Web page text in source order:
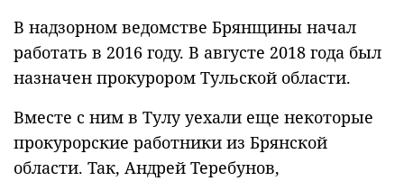
В надзорном ведомстве Брянщины начал
работать в 2016 году. В августе 2018 года был
назначен прокурором Тульской области.
Вместе с ним в Тулу уехали еще некоторые
прокурорские работники из Брянской
области. Так, Андрей Теребунов,